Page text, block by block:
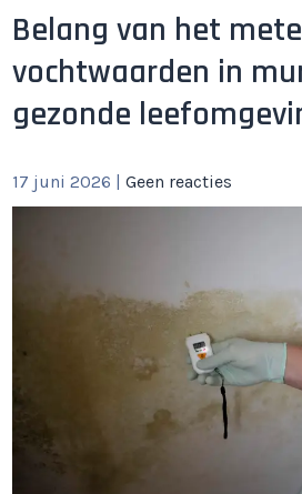
Belang van het
vochtwaarden in
gezonde
17 juni 2026 |Geen reacties